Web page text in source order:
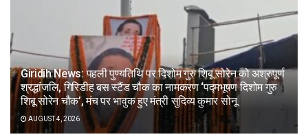
Giridih News: पहली पुण्यतिथि पर दिशोम गुरु शिबू सोरेन को अश्रुपूर्ण
श्रद्धांजलि, गिरिडीह बस स्टैंड चौक का नामकरण ‘पद्मभूषण दिशोम गुरु
शिबू सोरेन चौक’, मंच पर भावुक हुए मंत्री सुदिव्य कुमार सोनू
AUGUST 4, 2026